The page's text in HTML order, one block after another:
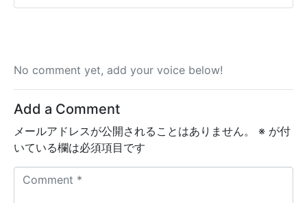
No comment yet, add your voice below!
Add a Comment
メールアドレスが公開されることはありません。 ※ が付
いている欄は必須項目です